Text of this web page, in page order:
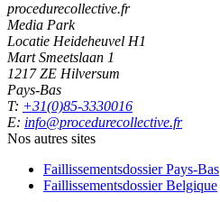
procedurecollective.fr
Media Park
Locatie Heideheuvel H1
Mart Smeetslaan 1
1217 ZE Hilversum
Pays-Bas
T: +31(0)85-3330016
E: info@procedurecollective.fr
Nos autres sites
Faillissementsdossier Pays-Bas
Faillissementsdossier Belgique